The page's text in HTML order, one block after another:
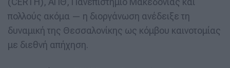
πολλούς ακόμα — η διοργάνωση ανέδειξε τη
δυναμική της Θεσσαλονίκης ως κόμβου καινοτομίας
με διεθνή απήχηση.